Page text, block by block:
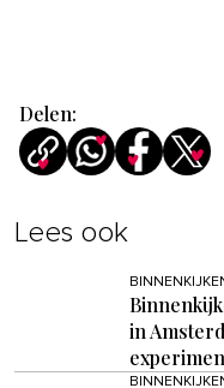
Delen:
Lees ook
in